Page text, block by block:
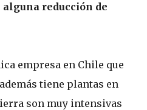
reducción de
empresa en Chile que
tiene plantas en
son muy intensivas